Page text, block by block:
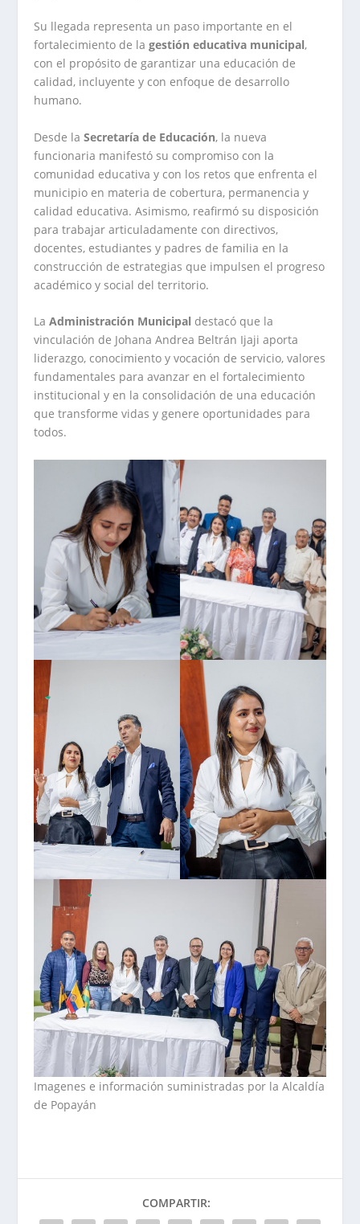
Su llegada representa un paso importante en el
fortalecimiento de lagestión educativa municipal,
con el propósito de garantizar una educación de
calidad, incluyente y con enfoque de desarrollo
humano.
Desde laSecretaría de Educación, la nueva
funcionaria manifestó su compromiso con la
comunidad educativa y con los retos que enfrenta el
municipio en materia de cobertura, permanencia y
calidad educativa. Asimismo, reafirmó su disposición
para trabajar articuladamente con directivos,
docentes, estudiantes y padres de familia en la
construcción de estrategias que impulsen el progreso
académico y social del territorio.
LaAdministración Municipal destacó que la
vinculación de Johana Andrea Beltrán Ijaji aporta
liderazgo, conocimiento y vocación de servicio, valores
fundamentales para avanzar en el fortalecimiento
institucional y en la consolidación de una educación
que transforme vidas y genere oportunidades para
todos.
Imagenes e información suministradas por la Alcaldía
de Popayán
COMPARTIR: